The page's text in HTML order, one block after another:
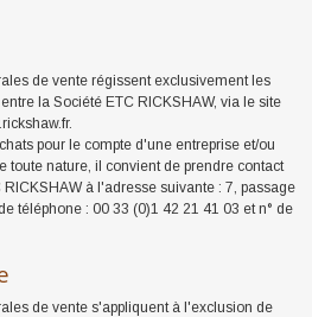
de vente régissent exclusivement les
la Société ETC RICKSHAW, via le site
pour le compte d'une entreprise et/ou
toute nature, il convient de prendre contact
à l'adresse suivante : 7, passage
téléphone : 00 33 (0)1 42 21 41 03 et n° de
de vente s'appliquent à l'exclusion de